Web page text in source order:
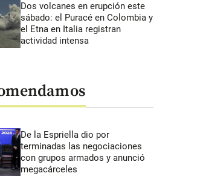
Dos volcanes en erupción este
sábado: el Puracé en Colombia y
el Etna en Italia registran
actividad intensa
De la Espriella dio por
terminadas las negociaciones
con grupos armados y anunció
megacárceles